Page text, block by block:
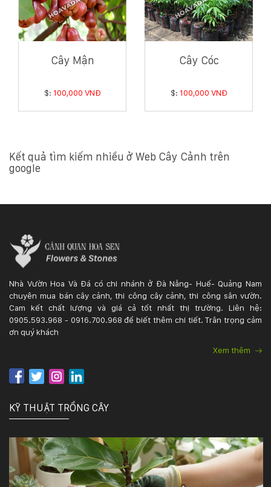
Cây Mận
$: 100,000 VNĐ
Cây Cóc
$: 100,000 VNĐ
Kết quả tìm kiếm nhiều ở Web Cây Cảnh trên
google
Nhà Vườn Hoa Và Đá có chi nhánh ở Đà Nẵng- Huế- Quảng Nam
chuyên mua bán cây cảnh, thi công cây cảnh, thi công sân vườn.
Cam kết chất lượng và giá cả tốt nhất thị trường. Liên hệ:
0905.593.968 - 0916.700.968 để biết thêm chi tiết. Trân trọng cảm
ơn quý khách
Xem thêm
KỸ THUẬT TRỒNG CÂY